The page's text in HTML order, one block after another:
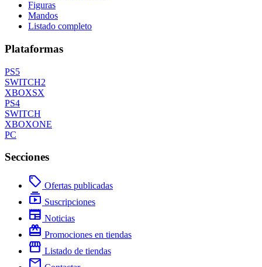
Figuras
Mandos
Listado completo
Plataformas
PS5
SWITCH2
XBOXSX
PS4
SWITCH
XBOXONE
PC
Secciones
local_offer Ofertas publicadas
subscriptions Suscripciones
newspaper Noticias
redeem Promociones en tiendas
storefront Listado de tiendas
mail